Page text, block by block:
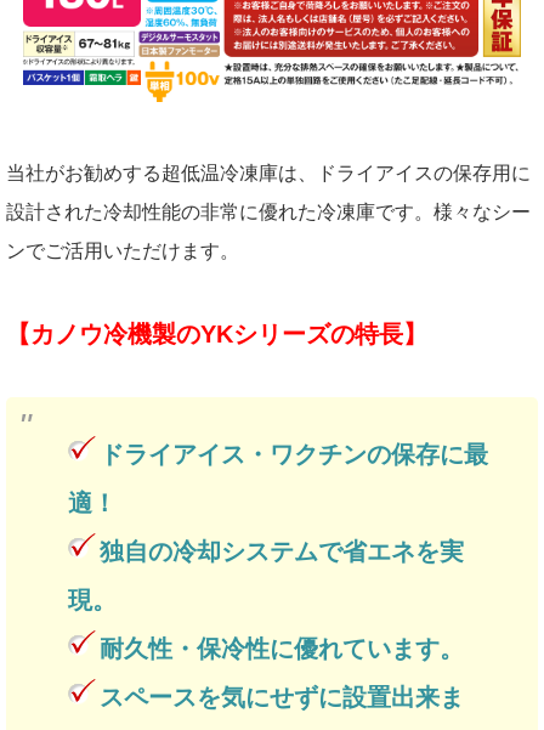
当社がお勧めする超低温冷凍庫は、ドライアイスの保存用に
設計された冷却性能の非常に優れた冷凍庫です。様々なシー
ンでご活用いただけます。
【カノウ冷機製のYKシリーズの特長】
ドライアイス・ワクチンの保存に最
適！
独自の冷却システムで省エネを実
現。
耐久性・保冷性に優れています。
スペースを気にせずに設置出来ま